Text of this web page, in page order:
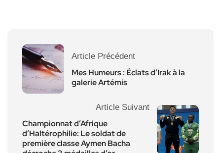
Article Précédent
Mes Humeurs : Éclats d’Irak à la
galerie Artémis
Article Suivant
Championnat d’Afrique
d’Haltérophilie: Le soldat de
première classe Aymen Bacha